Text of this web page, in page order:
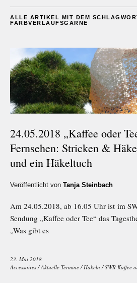
ALLE ARTIKEL MIT DEM
FARBVERLAUFSGARNE
24.05.2018 „Kaffee oder
Fernsehen: Stricken &
und ein Häkeltuch
Veröffentlicht von Tanja Steinbach
Am 24.05.2018, ab 16.05 Uhr ist im
Sendung „Kaffee oder Tee“ das
„Was gibt es
23. Mai 2018
Accessoires /Aktuelle Termine / Häkeln /SWR Kaffee